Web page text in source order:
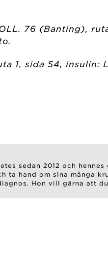
76 (Banting),
1, sida 54, insulin:
sedan 2012 och hennes
ta hand om sina många
Hon vill gärna att